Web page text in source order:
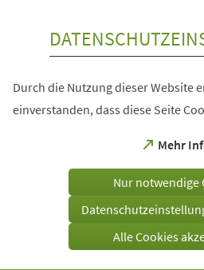
Durch die Nutzung dieser Website
einverstanden, dass diese Seite
Mehr
(Öffnet
einem
Tab)
Nur notwendige
Alle Cookies